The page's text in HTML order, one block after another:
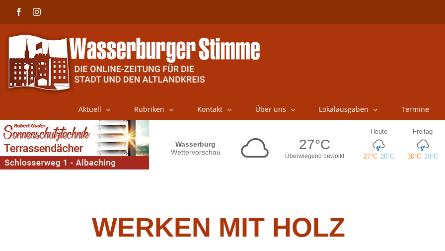
FacebookInstagram
Aktuell Rubriken Kontakt Über uns Lokalausgaben Termine
WERKEN MIT HOLZ